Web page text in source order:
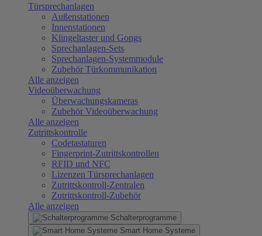
Türsprechanlagen
Außenstationen
Innenstationen
Klingeltaster und Gongs
Sprechanlagen-Sets
Sprechanlagen-Systemmodule
Zubehör Türkommunikation
Alle anzeigen
Videoüberwachung
Überwachungskameras
Zubehör Videoüberwachung
Alle anzeigen
Zutrittskontrolle
Codetastaturen
Fingerprint-Zutrittskontrollen
RFID und NFC
Lizenzen Türsprechanlagen
Zutrittskontroll-Zentralen
Zutrittskontroll-Zubehör
Alle anzeigen
Schalterprogramme
Smart Home Systeme